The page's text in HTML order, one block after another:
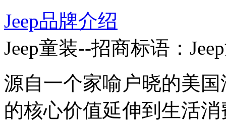
Jeep品牌介绍
Jeep童装--招商标语：
源自一个家喻户晓的美
的核心价值延伸到生活